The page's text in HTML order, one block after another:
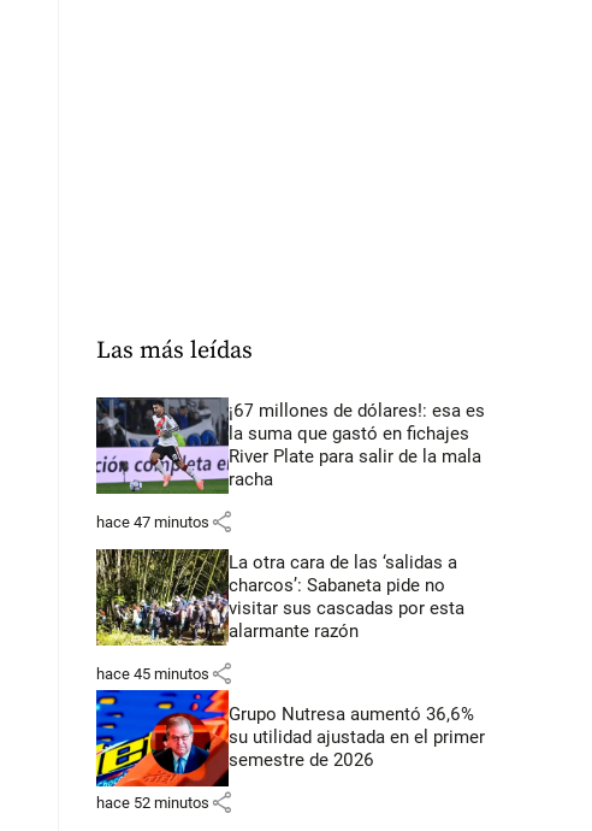
Las más leídas
¡67 millones de dólares!: esa es
la suma que gastó en fichajes
River Plate para salir de la mala
racha
hace 47 minutos share
La otra cara de las ‘salidas a
charcos’: Sabaneta pide no
visitar sus cascadas por esta
alarmante razón
hace 45 minutos share
Grupo Nutresa aumentó 36,6%
su utilidad ajustada en el primer
semestre de 2026
hace 52 minutos share